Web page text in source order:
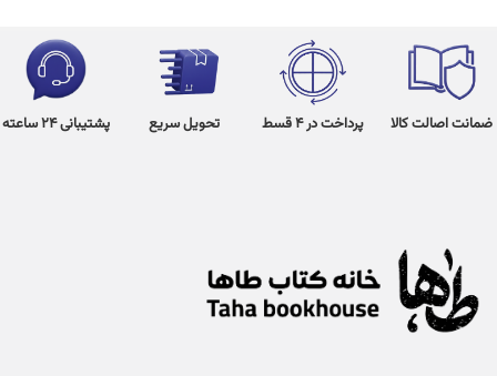
ضمانت اصالت کالا پرداخت در 4 قسط تحویل سریع پشتیبانی 24 ساعته